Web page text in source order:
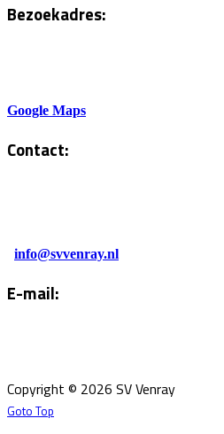
Bezoekadres:
Google Maps
Contact:
info@svvenray.nl
E-mail:
Copyright © 2026 SV Venray
Goto Top